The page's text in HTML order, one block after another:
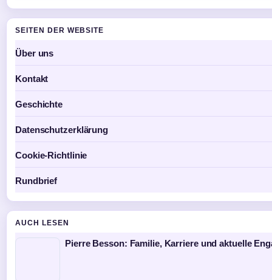
SEITEN DER WEBSITE
Über uns
Kontakt
Geschichte
Datenschutzerklärung
Cookie-Richtlinie
Rundbrief
AUCH LESEN
Pierre Besson: Familie, Karriere und aktuelle